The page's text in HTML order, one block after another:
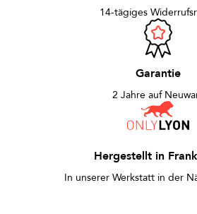
14-tägiges
Garantie
2 Jahre auf
Hergestellt in
In unserer Werkstatt in der